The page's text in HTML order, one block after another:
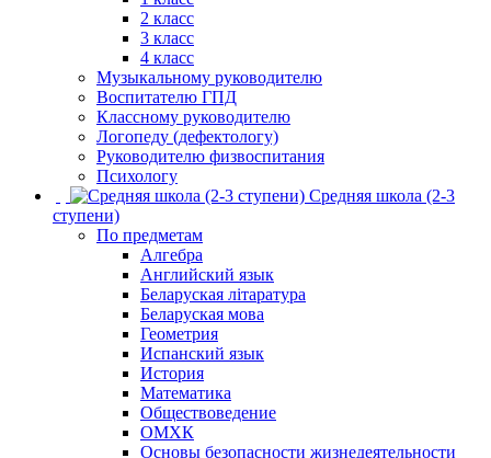
2 класс
3 класс
4 класс
Музыкальному руководителю
Воспитателю ГПД
Классному руководителю
Логопеду (дефектологу)
Руководителю физвоспитания
Психологу
Средняя школа (2-3
ступени)
По предметам
Алгебра
Английский язык
Беларуская літаратура
Беларуская мова
Геометрия
Испанский язык
История
Математика
Обществоведение
ОМХК
Основы безопасности жизнедеятельности